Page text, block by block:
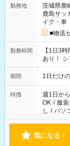
勤務地
茨城県鹿
鹿島サッ
イク・車
■物流
勤務時間
【1日3
あり！
▼18:00
期間 1日だけ
特徴 週1日か
OK / 服
し / パソ
気になる！